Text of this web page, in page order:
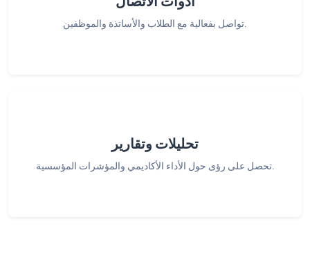
تواصل بفعالية مع الطلاب والأساتذة والموظفين.
تحليلات وتقارير
تحصل على رؤى حول الأداء الأكاديمي والمؤشرات المؤسسية.